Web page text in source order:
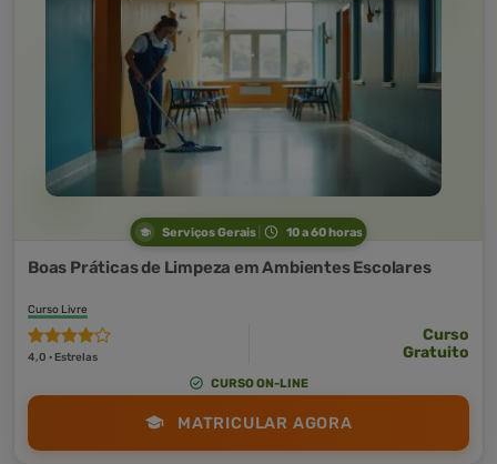
Serviços Gerais 10 a 60 horas
Boas Práticas de Limpeza em Ambientes Escolares
Curso Livre
4,0 · Estrelas
Curso
Gratuito
CURSO ON-LINE
MATRICULAR AGORA